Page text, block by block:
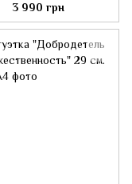
3 990 грн